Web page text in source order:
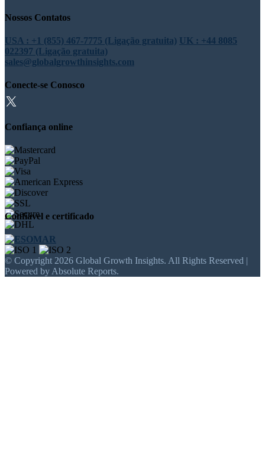
Nossos Contatos
USA : +1 (855) 467-7775 (Ligação gratuita) UK : +44 8085
022397 (Ligação gratuita)
sales@globalgrowthinsights.com
Conecte-se Conosco
Confiança online
Confiável e certificado
© Copyright 2026 Global Growth Insights. All Rights Reserved |
Powered by Absolute Reports.